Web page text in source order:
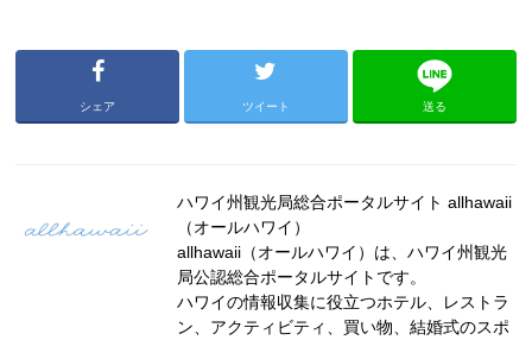
シェア ツイート 送る
ハワイ州観光局総合ポータルサイト allhawaii
（オールハワイ）
allhawaii（オールハワイ）は、ハワイ州観光
局公認総合ポータルサイトです。
ハワイの情報収集に役立つホテル、レストラ
ン、アクティビティ、買い物、結婚式のスポ